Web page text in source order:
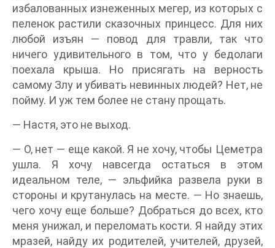
избалованных изнеженных мегер, из которых с
пеленок растили сказочных принцесс. Для них
любой изъян — повод для травли, так что
ничего удивительного в том, что у бедолаги
поехала крыша. Но присягать на верность
самому Злу и убивать невинных людей? Нет, не
пойму. И уж тем более не стану прощать.
— Настя, это не выход.
— О, нет — еще какой. Я не хочу, чтобы Цеметра
ушла. Я хочу навсегда остаться в этом
идеальном теле, — эльфийка развела руки в
стороны и крутанулась на месте. — Но знаешь,
чего хочу еще больше? Добраться до всех, кто
меня унижал, и переломать кости. Я найду этих
мразей, найду их родителей, учителей, друзей,